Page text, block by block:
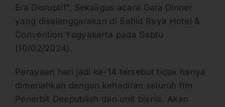
Era Disruptif”. Sekaligus acara Gala Dinner
yang diselenggarakan di Sahid Raya Hotel &
Convention Yogyakarta pada Sabtu
(10/02/2024).
Perayaan hari jadi ke-14 tersebut tidak hanya
dimeriahkan dengan kehadiran seluruh tim
Penerbit Deepublish dan unit bisnis. Akan